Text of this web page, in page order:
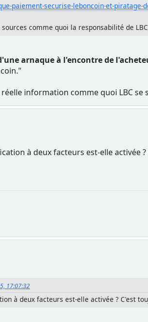
paiement-securise-leboncoin-et-piratage-
comme quoi la responsabilité de
arnaque à l'encontre de
information comme quoi LBC
à deux facteurs est-elle activée
17:07:32
à deux facteurs est-elle activée ? C'est